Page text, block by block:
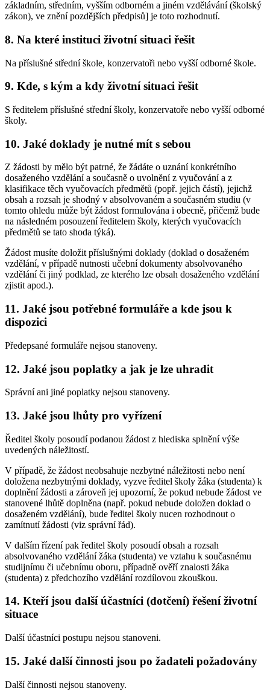
základním, středním, vyšším odborném a jiném vzdělávání (školský
zákon), ve znění pozdějších předpisů] je toto rozhodnutí.
8. Na které instituci životní situaci řešit
Na příslušné střední škole, konzervatoři nebo vyšší odborné škole.
9. Kde, s kým a kdy životní situaci řešit
S ředitelem příslušné střední školy, konzervatoře nebo vyšší odborné
školy.
10. Jaké doklady je nutné mít s sebou
Z žádosti by mělo být patrné, že žádáte o uznání konkrétního
dosaženého vzdělání a současně o uvolnění z vyučování a z
klasifikace těch vyučovacích předmětů (popř. jejich částí), jejichž
obsah a rozsah je shodný v absolvovaném a současném studiu (v
tomto ohledu může být žádost formulována i obecně, přičemž bude
na následném posouzení ředitelem školy, kterých vyučovacích
předmětů se tato shoda týká).
Žádost musíte doložit příslušnými doklady (doklad o dosaženém
vzdělání, v případě nutnosti učební dokumenty absolvovaného
vzdělání či jiný podklad, ze kterého lze obsah dosaženého vzdělání
zjistit apod.).
11. Jaké jsou potřebné formuláře a kde jsou k
dispozici
Předepsané formuláře nejsou stanoveny.
12. Jaké jsou poplatky a jak je lze uhradit
Správní ani jiné poplatky nejsou stanoveny.
13. Jaké jsou lhůty pro vyřízení
Ředitel školy posoudí podanou žádost z hlediska splnění výše
uvedených náležitostí.
V případě, že žádost neobsahuje nezbytné náležitosti nebo není
doložena nezbytnými doklady, vyzve ředitel školy žáka (studenta) k
doplnění žádosti a zároveň jej upozorní, že pokud nebude žádost ve
stanovené lhůtě doplněna (např. pokud nebude doložen doklad o
dosaženém vzdělání), bude ředitel školy nucen rozhodnout o
zamítnutí žádosti (viz správní řád).
V dalším řízení pak ředitel školy posoudí obsah a rozsah
absolvovaného vzdělání žáka (studenta) ve vztahu k současnému
studijnímu či učebnímu oboru, případně ověří znalosti žáka
(studenta) z předchozího vzdělání rozdílovou zkouškou.
14. Kteří jsou další účastníci (dotčení) řešení životní
situace
Další účastníci postupu nejsou stanoveni.
15. Jaké další činnosti jsou po žadateli požadovány
Další činnosti nejsou stanoveny.